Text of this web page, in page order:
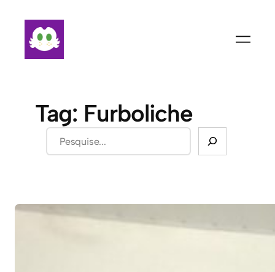
conteúdo
Tag: Furboliche